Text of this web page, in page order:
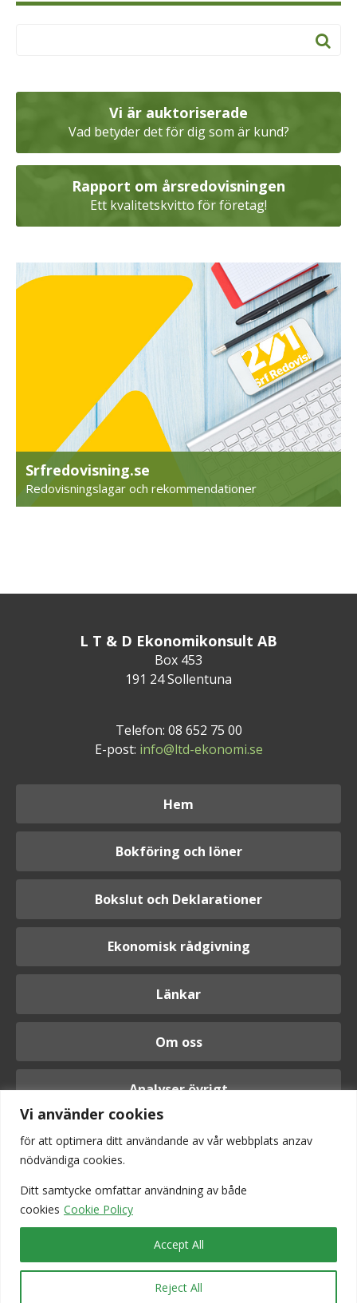
Vi använder cookies
för att optimera ditt användande av vår webbplats anzav
nödvändiga cookies.
Ditt samtycke omfattar användning av både
cookies Cookie Policy
Reject All
Accept All
Vi är auktoriserade
Vad betyder det för dig som är kund?
Rapport om årsredovisningen
Ett kvalitetskvitto för företag!
Srfredovisning.se
Redovisningslagar och rekommendationer
L T & D Ekonomikonsult AB
Box 453
191 24 Sollentuna
Telefon: 08 652 75 00
E-post: info@ltd-ekonomi.se
Hem
Bokföring och löner
Bokslut och Deklarationer
Ekonomisk rådgivning
Länkar
Om oss
Analyser övrigt
Vi är anslutna till Srf konsulterna